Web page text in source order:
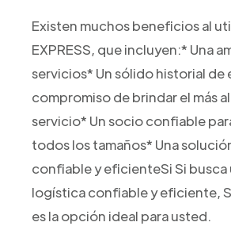
Existen muchos beneficios al
EXPRESS, que incluyen:* Una
servicios* Un sólido historial de
compromiso de brindar el más
servicio* Un socio confiable
todos los tamaños* Una
confiable y eficienteSi Si busca
logística confiable y eficiente,
es la opción ideal para usted.